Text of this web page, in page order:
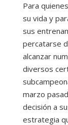
Para
su vida y
sus
percatarse
alcanzar
diversos
marzo
decisión a
estrategia